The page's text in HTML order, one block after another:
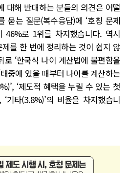
대해 반대하는 분들의 의견은 어떨
묻는 질문(복수응답)에 ‘호칭 문제
46%로 1위를 차지했습니다. 역시
를 한 번에 정리하는 것이 쉽지 않
로 ‘한국식 나이 계산법에 불편함을
태중에 있을 때부터 나이를 계산하는
‘제도적 혜택을 누릴 수 있는 첫
‘기타(3.8%)’의 비율을 차지했습니